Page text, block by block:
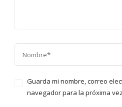
Guarda mi nombre, correo
navegador para la próxima